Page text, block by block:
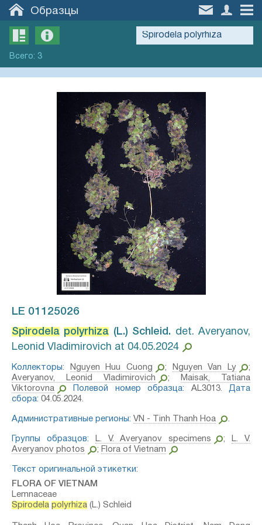
Образцы
Всего: 3
LE 01125026
Spirodela polyrhiza (L.) Schleid.⁣
det. Averyanov,
Leonid Vladimirovich at 04.05.2024
Коллекторы: Nguyen Huu Cuong ; Nguyen Van Ly
;
Averyanov, Leonid Vladimirovich
;
Maisak, Tatiana
Viktorovna
Полевой номер образца: AL3013.Дата
сбора: 04.05.2024.
Административные регионы: VN - Tinh Thanh Hoa .
Группы образцов: L. V. Averyanov specimens ;
L. V.
Averyanov photos
; Flora of Vietnam
Текст оригинальной этикетки:
FLORA OF VIETNAM
Lemnaceae
Spirodela polyrhiza (L.) Schleid